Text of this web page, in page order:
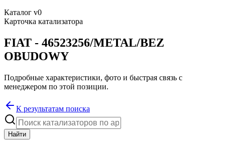
Каталог v0
Карточка катализатора
FIAT - 46523256/METAL/BEZ
OBUDOWY
Подробные характеристики, фото и быстрая связь с
менеджером по этой позиции.
К результатам поиска
Найти